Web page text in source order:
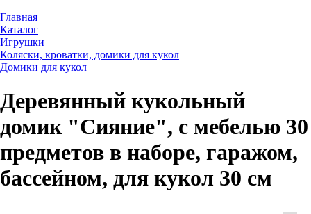
Главная
Каталог
Игрушки
Коляски, кроватки, домики для кукол
Домики для кукол
Деревянный кукольный
домик "Сияние", с мебелью 30
предметов в наборе, гаражом,
бассейном, для кукол 30 см